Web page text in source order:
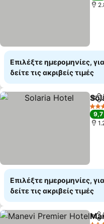
Επιλέξτε ημερομηνίες,
δείτε τις ακριβείς τιμές
4
9,7
Επιλέξτε ημερομηνίες,
δείτε τις ακριβείς τιμές